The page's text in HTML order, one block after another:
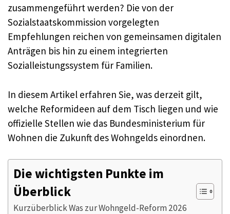
zusammengeführt werden? Die von der
Sozialstaatskommission vorgelegten
Empfehlungen reichen von gemeinsamen digitalen
Anträgen bis hin zu einem integrierten
Sozialleistungssystem für Familien.
In diesem Artikel erfahren Sie, was derzeit gilt,
welche Reformideen auf dem Tisch liegen und wie
offizielle Stellen wie das Bundesministerium für
Wohnen die Zukunft des Wohngelds einordnen.
Die wichtigsten Punkte im
Überblick
Kurzüberblick Was zur Wohngeld-Reform 2026